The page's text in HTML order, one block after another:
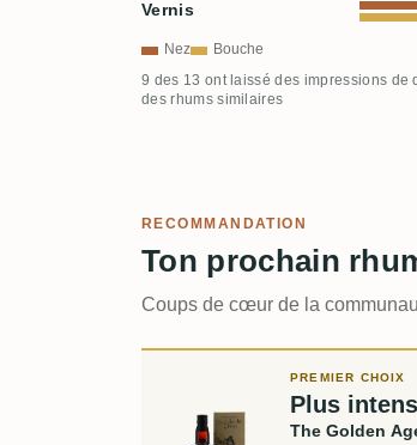
Vernis
Nez Bouche
9 des 13 ont laissé des impressions de
des rhums similaires
RECOMMANDATION
Ton prochain
Coups de cœur de la
PREMIER CHOIX
Plus
The Golden